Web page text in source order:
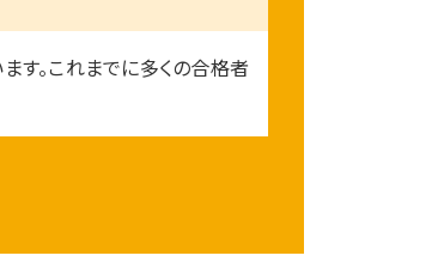
す。これまでに多くの合格者